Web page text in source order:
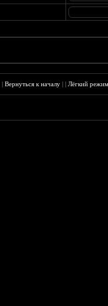
|Вернуться к началу ||Лёгкий